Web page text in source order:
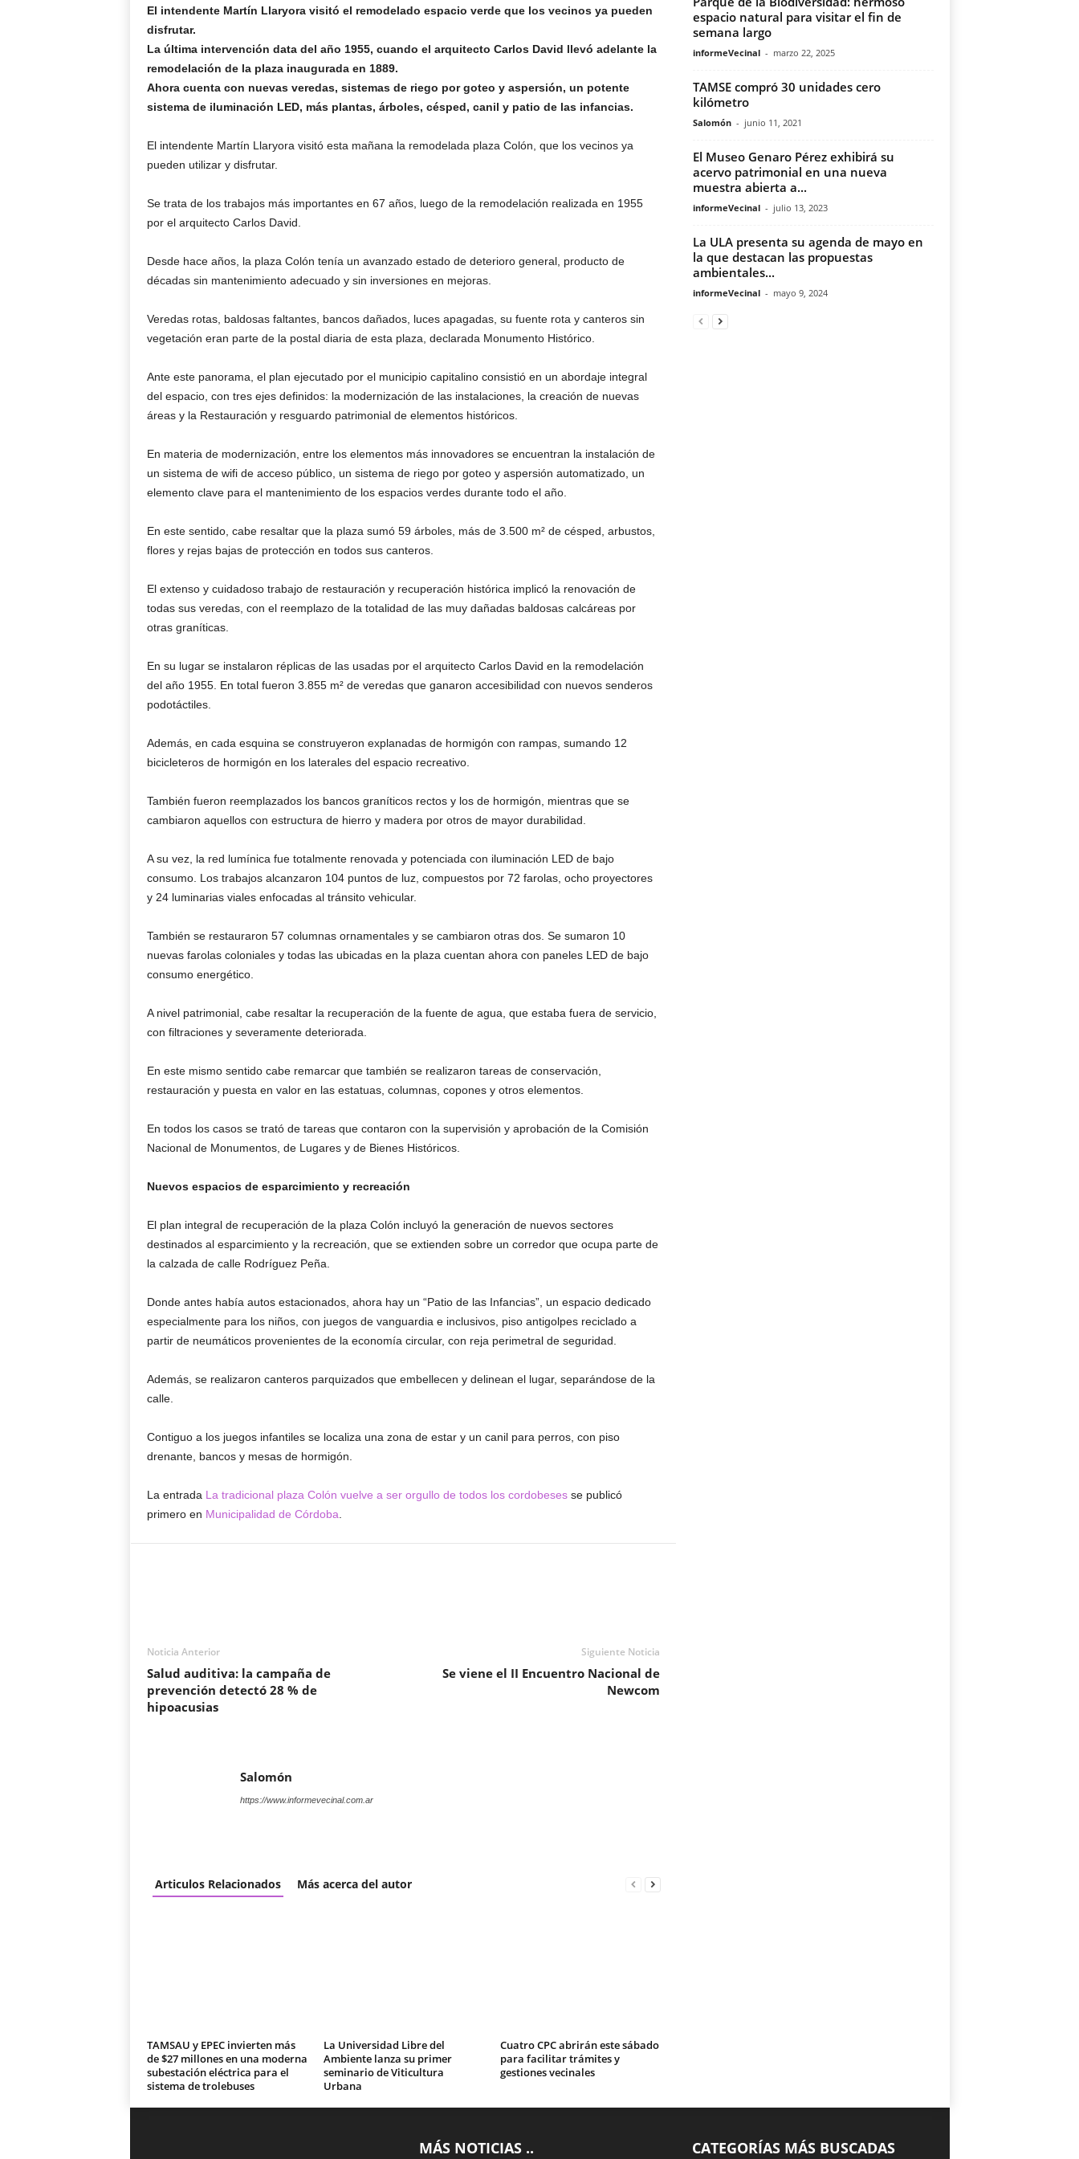
El intendente Martín Llaryora visitó el remodelado espacio verde que los vecinos ya pueden
disfrutar.
La última intervención data del año 1955, cuando el arquitecto Carlos David llevó adelante la
remodelación de la plaza inaugurada en 1889.
Ahora cuenta con nuevas veredas, sistemas de riego por goteo y aspersión, un potente
sistema de iluminación LED, más plantas, árboles, césped, canil y patio de las infancias.
El intendente Martín Llaryora visitó esta mañana la remodelada plaza Colón, que los vecinos ya
pueden utilizar y disfrutar.
Se trata de los trabajos más importantes en 67 años, luego de la remodelación realizada en 1955
por el arquitecto Carlos David.
Desde hace años, la plaza Colón tenía un avanzado estado de deterioro general, producto de
décadas sin mantenimiento adecuado y sin inversiones en mejoras.
Veredas rotas, baldosas faltantes, bancos dañados, luces apagadas, su fuente rota y canteros sin
vegetación eran parte de la postal diaria de esta plaza, declarada Monumento Histórico.
Ante este panorama, el plan ejecutado por el municipio capitalino consistió en un abordaje integral
del espacio, con tres ejes definidos: la modernización de las instalaciones, la creación de nuevas
áreas y la Restauración y resguardo patrimonial de elementos históricos.
En materia de modernización, entre los elementos más innovadores se encuentran la instalación de
un sistema de wifi de acceso público, un sistema de riego por goteo y aspersión automatizado, un
elemento clave para el mantenimiento de los espacios verdes durante todo el año.
En este sentido, cabe resaltar que la plaza sumó 59 árboles, más de 3.500 m² de césped, arbustos,
flores y rejas bajas de protección en todos sus canteros.
El extenso y cuidadoso trabajo de restauración y recuperación histórica implicó la renovación de
todas sus veredas, con el reemplazo de la totalidad de las muy dañadas baldosas calcáreas por
otras graníticas.
En su lugar se instalaron réplicas de las usadas por el arquitecto Carlos David en la remodelación
del año 1955. En total fueron 3.855 m² de veredas que ganaron accesibilidad con nuevos senderos
podotáctiles.
Además, en cada esquina se construyeron explanadas de hormigón con rampas, sumando 12
bicicleteros de hormigón en los laterales del espacio recreativo.
También fueron reemplazados los bancos graníticos rectos y los de hormigón, mientras que se
cambiaron aquellos con estructura de hierro y madera por otros de mayor durabilidad.
A su vez, la red lumínica fue totalmente renovada y potenciada con iluminación LED de bajo
consumo. Los trabajos alcanzaron 104 puntos de luz, compuestos por 72 farolas, ocho proyectores
y 24 luminarias viales enfocadas al tránsito vehicular.
También se restauraron 57 columnas ornamentales y se cambiaron otras dos. Se sumaron 10
nuevas farolas coloniales y todas las ubicadas en la plaza cuentan ahora con paneles LED de bajo
consumo energético.
A nivel patrimonial, cabe resaltar la recuperación de la fuente de agua, que estaba fuera de servicio,
con filtraciones y severamente deteriorada.
En este mismo sentido cabe remarcar que también se realizaron tareas de conservación,
restauración y puesta en valor en las estatuas, columnas, copones y otros elementos.
En todos los casos se trató de tareas que contaron con la supervisión y aprobación de la Comisión
Nacional de Monumentos, de Lugares y de Bienes Históricos.
Nuevos espacios de esparcimiento y recreación
El plan integral de recuperación de la plaza Colón incluyó la generación de nuevos sectores
destinados al esparcimiento y la recreación, que se extienden sobre un corredor que ocupa parte de
la calzada de calle Rodríguez Peña.
Donde antes había autos estacionados, ahora hay un “Patio de las Infancias”, un espacio dedicado
especialmente para los niños, con juegos de vanguardia e inclusivos, piso antigolpes reciclado a
partir de neumáticos provenientes de la economía circular, con reja perimetral de seguridad.
Además, se realizaron canteros parquizados que embellecen y delinean el lugar, separándose de la
calle.
Contiguo a los juegos infantiles se localiza una zona de estar y un canil para perros, con piso
drenante, bancos y mesas de hormigón.
La entrada La tradicional plaza Colón vuelve a ser orgullo de todos los cordobesesse publicó
primero en Municipalidad de Córdoba
Noticia Anterior
Salud auditiva: la campaña de
prevención detectó 28 % de
hipoacusias
Siguiente Noticia
Se viene el II Encuentro Nacional de
Newcom
Salomón
https://www.informevecinal.com.ar
Articulos Relacionados Más acerca del autor
TAMSAU y EPEC invierten más
de $27 millones en una moderna
subestación eléctrica para el
sistema de trolebuses
La Universidad Libre del
Ambiente lanza su primer
seminario de Viticultura
Urbana
Cuatro CPC abrirán este sábado
para facilitar trámites y
gestiones vecinales
espacio natural para visitar el fin de
semana largo
informeVecinal - marzo 22, 2025
TAMSE compró 30 unidades cero
kilómetro
Salomón - junio 11, 2021
El Museo Genaro Pérez exhibirá su
acervo patrimonial en una nueva
muestra abierta a...
informeVecinal - julio 13, 2023
La ULA presenta su agenda de mayo en
la que destacan las propuestas
ambientales...
informeVecinal - mayo 9, 2024
MÁS NOTICIAS .. CATEGORÍAS MÁS BUSCADAS